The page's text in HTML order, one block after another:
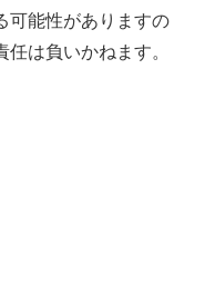
可能性がありますの
は負いかねます。